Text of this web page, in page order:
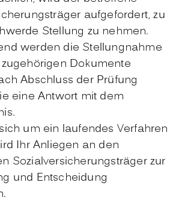
aufgefordert, zu
Stellung zu nehmen.
werden die Stellungnahme
Dokumente
Abschluss der Prüfung
eine Antwort mit dem
um ein laufendes Verfahren
Ihr Anliegen an den
Sozialversicherungsträger zur
und Entscheidung